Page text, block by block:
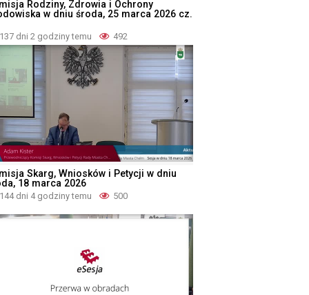
Rodziny, Zdrowia i Ochrony
w dniu środa, 25 marca 2026 cz.
137 dni 2 godziny temu 492
Skarg, Wniosków i Petycji w dniu
18 marca 2026
144 dni 4 godziny temu 500